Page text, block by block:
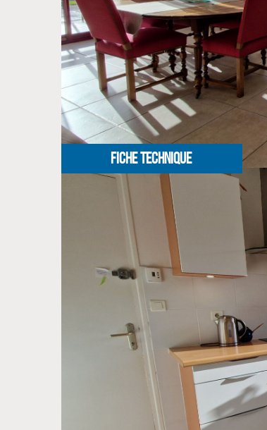
Sud-Ouest, est idéal pour des moments
En résumé, cette maison aux volumes
secondaire dans une localisation prisée à
Contactez dès aujourd'hui CLG
NOS HONORAIRES
FICHE TECHNIQUE